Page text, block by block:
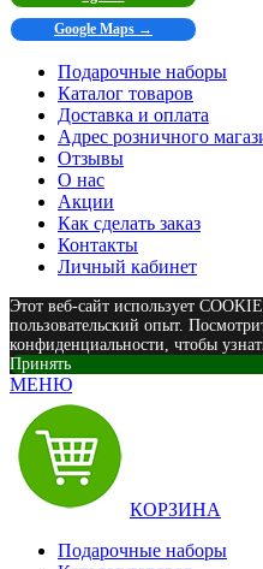
Google Maps →
Подарочные наборы
Каталог товаров
Доставка и оплата
Адрес розничного
Отзывы
О нас
Акции
Как сделать заказ
Контакты
Личный кабинет
Этот веб-сайт использует
пользовательский опыт.
конфиденциальности, чтобы
Принять
МЕНЮ
КОРЗИНА
Подарочные наборы